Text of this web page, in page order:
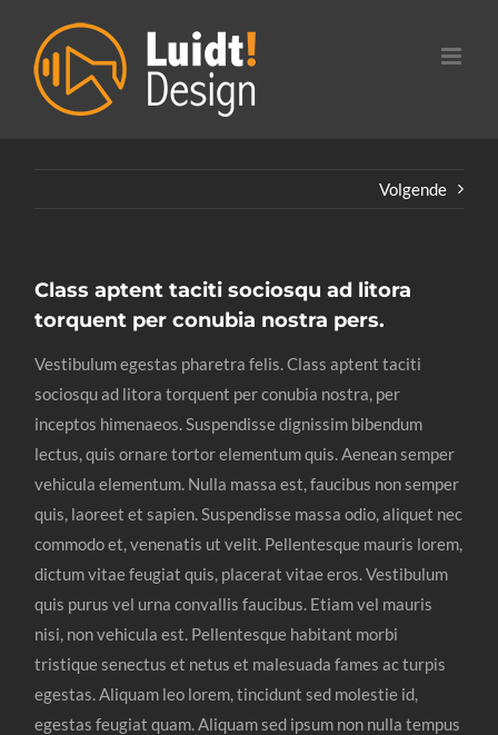
inhoud
Volgende
Class aptent taciti sociosqu ad litora
torquent per conubia nostra pers.
Vestibulum egestas pharetra felis. Class aptent taciti
sociosqu ad litora torquent per conubia nostra, per
inceptos himenaeos. Suspendisse dignissim bibendum
lectus, quis ornare tortor elementum quis. Aenean semper
vehicula elementum. Nulla massa est, faucibus non semper
quis, laoreet et sapien. Suspendisse massa odio, aliquet nec
commodo et, venenatis ut velit. Pellentesque mauris lorem,
dictum vitae feugiat quis, placerat vitae eros. Vestibulum
quis purus vel urna convallis faucibus. Etiam vel mauris
nisi, non vehicula est. Pellentesque habitant morbi
tristique senectus et netus et malesuada fames ac turpis
egestas. Aliquam leo lorem, tincidunt sed molestie id,
egestas feugiat quam. Aliquam sed ipsum non nulla tempus